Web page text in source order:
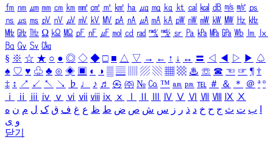
㎙ ㎚ ㎛ ㎜ ㎝ ㎞ ㎟ ㎠ ㎡ ㎢ ㏊ ㎍ ㎎ ㎏ ㏏ ㎈ ㎉ ㏈ ㎧ ㎨ ㎰
㎱ ㎲ ㎳ ㎴ ㎵ ㎶ ㎷ ㎸ ㎹ ㎀ ㎁ ㎂ ㎃ ㎄ ㎺ ㎻ ㎽ ㎾ ㎿ ㎐ ㎑
㎒ ㎓ ㎔ Ω ㏀ ㏁ ㎊ ㎋ ㎌ ㏖ ㏅ ㎭ ㎮ ㎯ ㏛ ㎩ ㎪ ㎫ ㎬ ㏝ ㏐
㏓
㏃ ㏉ ㏜ ㏆
§ ※ ☆ ★ ○ ● ◎ ◇ ◆ □ ■ △ ▽ → ← ↑ ↓ ↔ 〓 ◁ ◀ ▷ ▶ ♤
♠ ♡ ♥ ♧ ♣ ⊙ ◈ ▣ ◐ ◑ ▒ ▤ ▨ ▧ ▦ ▩ ♨ ☏ ☎ ☜ ☞ ¶ †
‡ ↕ ↗ ↙ ↖ ↘ ♭ ♩ ♪ ♬ ㉿ ㈜ № ㏇ ™ ㏂ ㏘ ℡ ＃ ＆ ＊ ＠ ª º
ⅰ
ⅱ ⅲ ⅳ ⅴ ⅵ ⅶ ⅷ ⅸ ⅹ Ⅳ Ⅴ Ⅵ Ⅶ Ⅷ Ⅸ Ⅹ
ب ت ث ج ح خ د ذ ر ز س ش ص ض ط ظ ع غ ف ق ک ل م ن ه
و ی
닫기